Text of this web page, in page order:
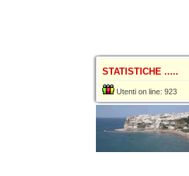
STATISTICHE .....
Utenti on line: 923